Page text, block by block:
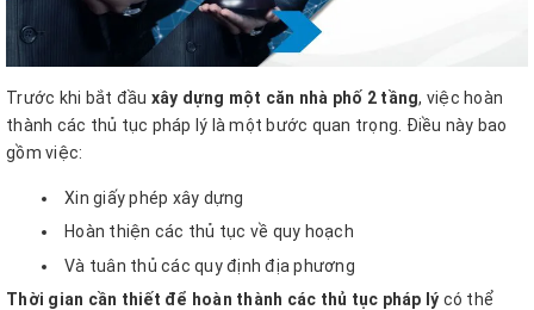
Trước khi bắt đầu xây dựng một căn nhà phố 2 tầng, việc hoàn
thành các thủ tục pháp lý là một bước quan trọng. Điều này bao
gồm việc:
Xin giấy phép xây dựng
Hoàn thiện các thủ tục về quy hoạch
Và tuân thủ các quy định địa phương
Thời gian cần thiết để hoàn thành các thủ tục pháp lý có thể